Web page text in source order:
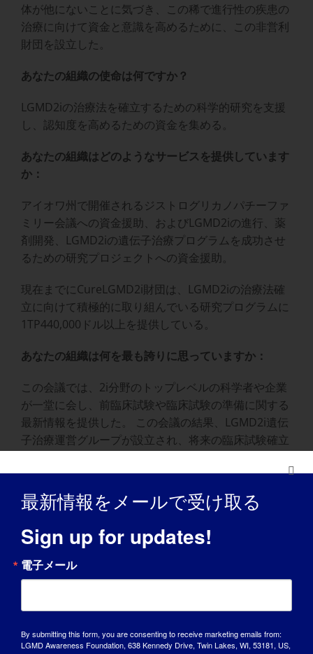
体が他にないことに気づき、この稀で進行性の疾患の
治療に向けて資金と意識を高めるために、この非営利
財団を設立した。
あなたの組織の使命は何ですか？
LGMD2iの治療法を確立するための科学的研究を支援
し、認知度を高めるための資金を集める。
あなたの組織はどのようなサービスを提供しています
か：
アイオワ州で開催されるジストログリカノパチーファ
ミリー会議への資金援助、およびLGMD2iの進行、薬
剤開発、LGMD2iの遺伝子治療プログラムを成功させ
るための研究プロジェクトへの資金援助。
現在までにCureLGMD2i財団は、LGMD2iの治療法確
立に向けて積極的に取り組んでいる研究プログラムに
1TP440,000ドル以上を提供している。
あなたの組織は何を最も誇りに思っていますか：
この会議では、2i分野のトップレベルの科学者や企業
が一堂に会し、前臨床試験や臨床試験の準備に関する
最新情報を提供した。 この会議の結果、LGMD2i遺伝
子治療運営グループが設立され、将来の臨床試験確立
ですか？:
100%は直接、2型肢帯筋ジストロフィーの研究関連プ
今、私たちは LGMD2i の遺伝子治療臨床試験を支援す
最新情報をメールで受け取る
Sign up for updates!
電子メール
By submitting this form, you are consenting to receive marketing emails from:
LGMD Awareness Foundation, 638 Kennedy Drive, Twin Lakes, WI, 53181, US,